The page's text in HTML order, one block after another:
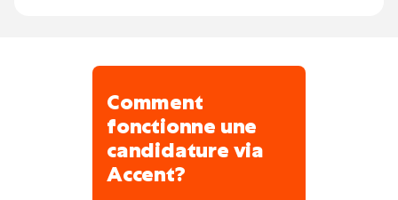
Comment
fonctionne une
candidature via
Accent?